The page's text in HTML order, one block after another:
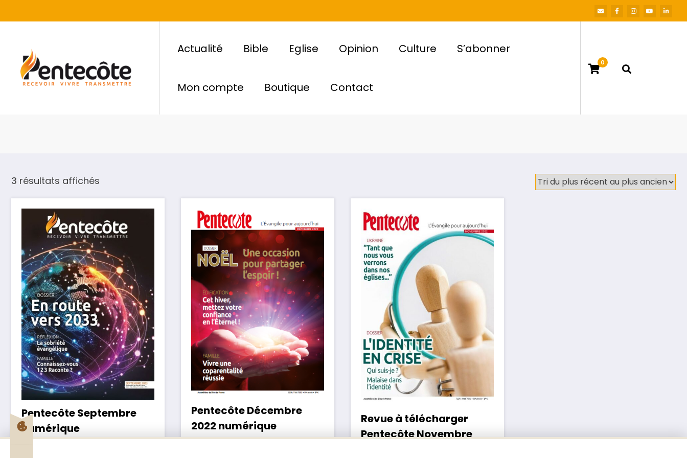
Actualité Bible Eglise Opinion Culture S’abonner
Mon compte Boutique Contact
0
3 résultats affichés
Pentecôte Septembre
numérique
Pentecôte Décembre
2022 numérique
Revue à télécharger
Pentecôte Novembre